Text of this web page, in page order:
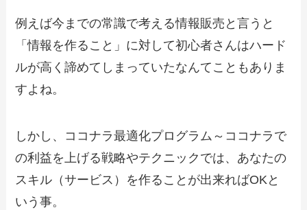
例えば今までの常識で考える情報販売と言うと
「情報を作ること」に対して初心者さんはハード
ルが高く諦めてしまっていたなんてこともありま
すよね。
しかし、ココナラ最適化プログラム～ココナラで
の利益を上げる戦略やテクニックでは、あなたの
スキル（サービス）を作ることが出来ればOKと
いう事。